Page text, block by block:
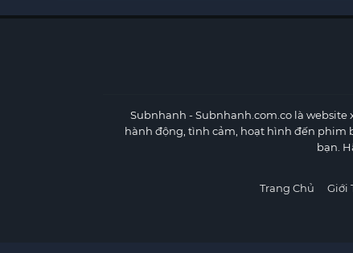
Subnhanh - Subnhanh.com.co là
hành động, tình cảm, hoạt hình đến phim
bạn.
Trang Chủ Giới